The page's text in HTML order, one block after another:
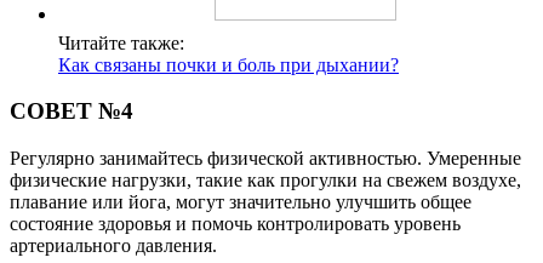
Читайте также:
Как связаны почки и боль при дыхании?
СОВЕТ №4
Регулярно занимайтесь физической активностью. Умеренные
физические нагрузки, такие как прогулки на свежем воздухе,
плавание или йога, могут значительно улучшить общее
состояние здоровья и помочь контролировать уровень
артериального давления.